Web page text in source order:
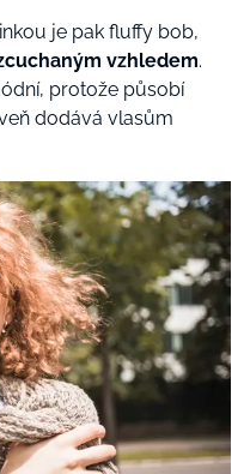
je pak fluffy bob,
vzhledem.
protože působí
dodává vlasům